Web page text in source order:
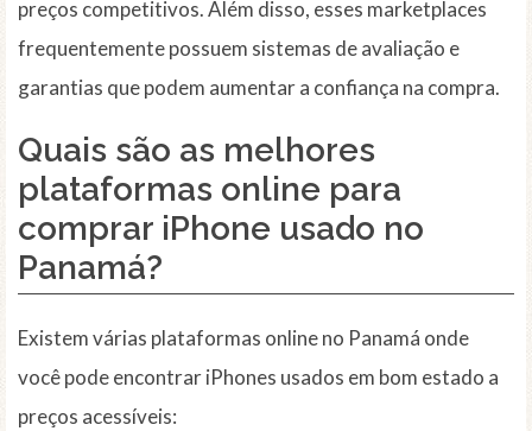
preços competitivos. Além disso, esses marketplaces
frequentemente possuem sistemas de avaliação e
garantias que podem aumentar a confiança na compra.
Quais são as melhores
plataformas online para
comprar iPhone usado no
Panamá?
Existem várias plataformas online no Panamá onde
você pode encontrar iPhones usados em bom estado a
preços acessíveis: